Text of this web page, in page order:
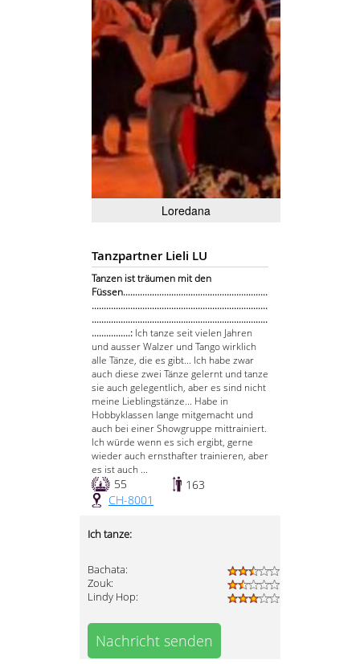
Loredana
Tanzpartner Lieli LU
Tanzen ist träumen mit den
Füssen............................................................
.........................................................................
.........................................................................
................: Ich tanze seit vielen Jahren
und ausser Walzer und Tango wirklich
alle Tänze, die es gibt... Ich habe zwar
auch diese zwei Tänze gelernt und tanze
sie auch gelegentlich, aber es sind nicht
meine Lieblingstänze... Habe in
Hobbyklassen lange mitgemacht und
auch bei einer Showgruppe mittrainiert.
Ich würde wenn es sich ergibt, gerne
wieder auch ernsthafter trainieren, aber
es ist auch ...
55
163
CH-8001
Ich tanze:
Bachata:
Zouk:
Lindy Hop:
Nachricht senden